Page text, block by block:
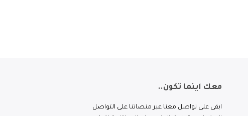
معك اينما تكون..
ابقى على تواصل معنا عبر منصاتنا على التواصل